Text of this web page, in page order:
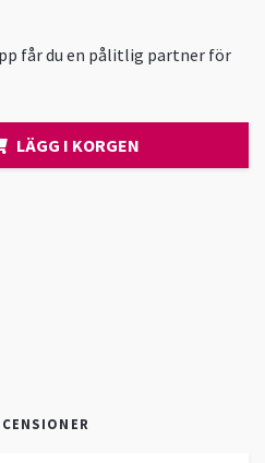
får du en pålitlig partner för
LÄGG I KORGEN